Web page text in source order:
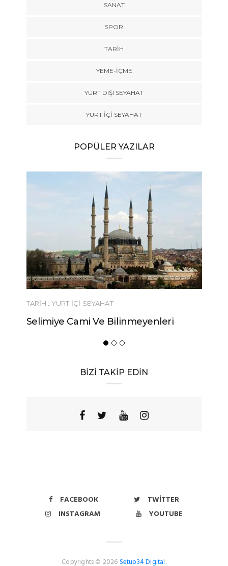
SANAT
SPOR
TARİH
YEME-İÇME
YURT DIŞI SEYAHAT
YURT İÇİ SEYAHAT
POPÜLER YAZILAR
TARİH , YURT İÇİ SEYAHAT
Selimiye Cami Ve Bilinmeyenleri
BİZİ TAKİP EDİN
FACEBOOK
TWITTER
INSTAGRAM
YOUTUBE
Copyrights © 2026 Setup34 Digital.